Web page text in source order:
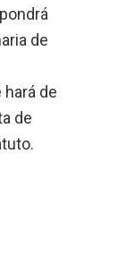
de
de
de